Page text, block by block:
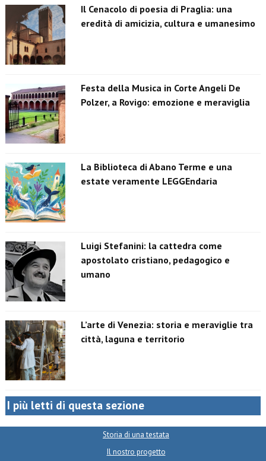
Il Cenacolo di poesia di Praglia: una
eredità di amicizia, cultura e umanesimo
Festa della Musica in Corte Angeli De
Polzer, a Rovigo: emozione e meraviglia
La Biblioteca di Abano Terme e una
estate veramente LEGGEndaria
Luigi Stefanini: la cattedra come
apostolato cristiano, pedagogico e
umano
L’arte di Venezia: storia e meraviglie tra
città, laguna e territorio
I più letti di questa sezione
Storia di una testata
Il nostro progetto